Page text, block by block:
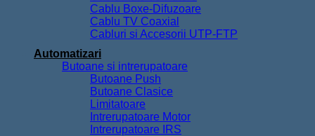
Cablu Boxe-Difuzoare
Cablu TV Coaxial
Cabluri si Accesorii UTP-FTP
Automatizari
Butoane si intrerupatoare
Butoane Push
Butoane Clasice
Limitatoare
Intrerupatoare Motor
Intrerupatoare IRS